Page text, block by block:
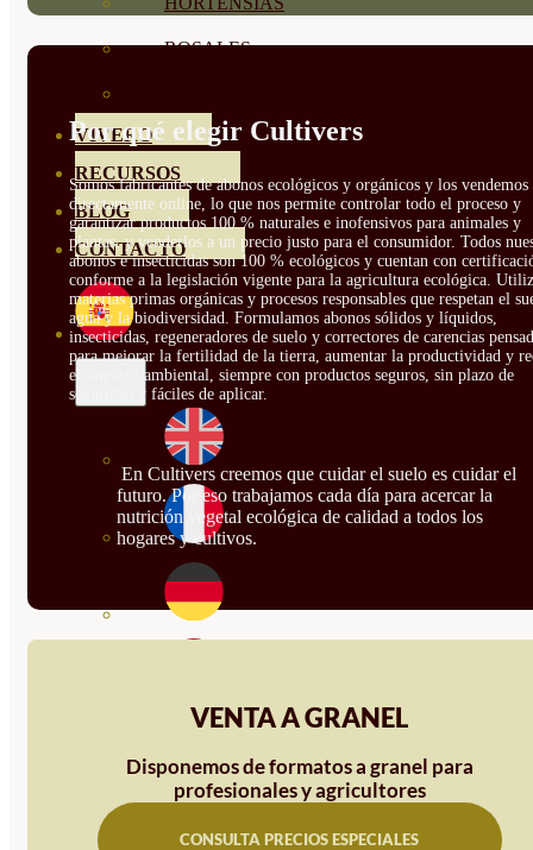
ROSALES
VIVERO
RECURSOS
BLOG
CONTACTO
Por qué elegir Cultivers
Somos fabricantes de abonos ecológicos y orgánicos y los vendemos
directamente online, lo que nos permite controlar todo el proceso y
garantizar productos 100 % naturales e inofensivos para animales y
plantas, y venderlos a un precio justo para el consumidor. Todos
abonos e insecticidas son 100 % ecológicos y cuentan con
conforme a la legislación vigente para la agricultura ecológica.
materias primas orgánicas y procesos responsables que respetan el
agua y la biodiversidad. Formulamos abonos sólidos y líquidos,
insecticidas, regeneradores de suelo y correctores de carencias
para mejorar la fertilidad de la tierra, aumentar la productividad y
el impacto ambiental, siempre con productos seguros, sin plazo de
seguridad y fáciles de aplicar.
En Cultivers creemos que cuidar el suelo es cuidar el
futuro. Por eso trabajamos cada día para acercar la
nutrición vegetal ecológica de calidad a todos los
hogares y cultivos.
VENTA A GRANEL
Disponemos de formatos a granel para
profesionales y agricultores
CONSULTA PRECIOS ESPECIALES